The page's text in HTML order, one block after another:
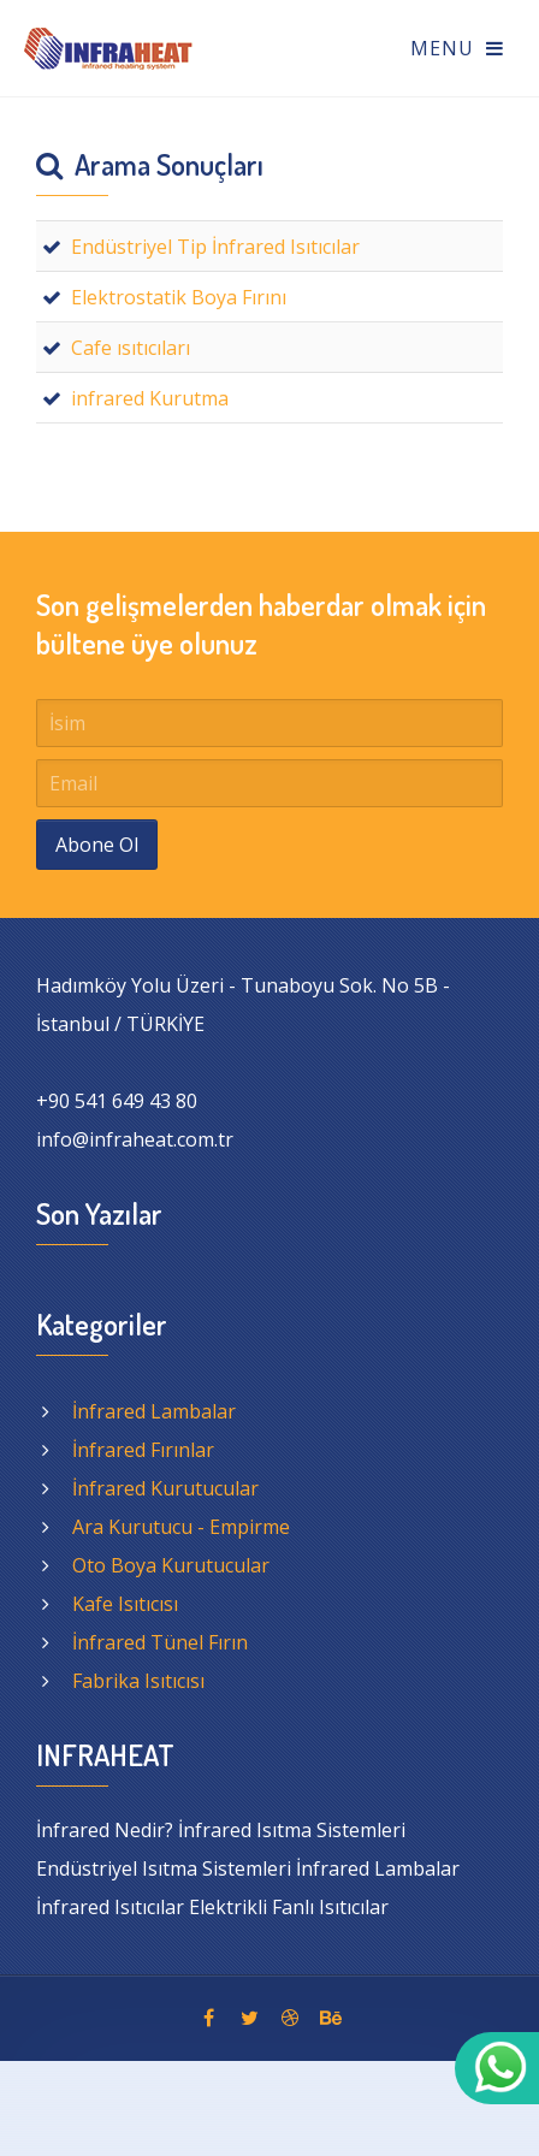
Arama Sonuçları
Endüstriyel Tip İnfrared Isıtıcılar
Elektrostatik Boya Fırını
Cafe ısıtıcıları
infrared Kurutma
Son gelişmelerden haberdar olmak için
bültene üye olunuz
Abone Ol
Hadımköy Yolu Üzeri - Tunaboyu Sok. No 5B -
İstanbul / TÜRKİYE
+90 541 649 43 80
info@infraheat.com.tr
Son Yazılar
Kategoriler
İnfrared Lambalar
İnfrared Fırınlar
İnfrared Kurutucular
Ara Kurutucu - Empirme
Oto Boya Kurutucular
Kafe Isıtıcısı
İnfrared Tünel Fırın
Fabrika Isıtıcısı
INFRAHEAT
İnfrared Nedir? İnfrared Isıtma Sistemleri
Endüstriyel Isıtma Sistemleri İnfrared Lambalar
İnfrared Isıtıcılar Elektrikli Fanlı Isıtıcılar